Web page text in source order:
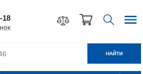
18
НАЙТИ